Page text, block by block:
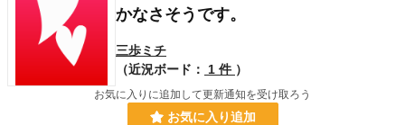
かなさそうです。
三歩ミチ
（近況ボード：
1 件 ）
お気に入りに追加して更新通知を受け取ろう
お気に入り追加